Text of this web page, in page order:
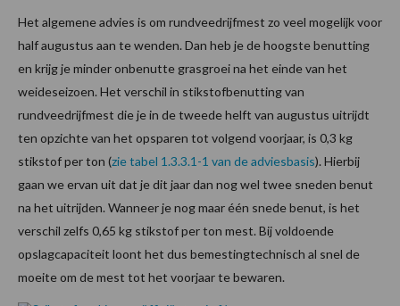
Het algemene advies is om rundveedrijfmest zo veel mogelijk voor
half augustus aan te wenden. Dan heb je de hoogste benutting
en krijg je minder onbenutte grasgroei na het einde van het
weideseizoen. Het verschil in stikstofbenutting van
rundveedrijfmest die je in de tweede helft van augustus uitrijdt
ten opzichte van het opsparen tot volgend voorjaar, is 0,3 kg
stikstof per ton (zie tabel 1.3.3.1-1 van de adviesbasis). Hierbij
gaan we ervan uit dat je dit jaar dan nog wel twee sneden benut
na het uitrijden. Wanneer je nog maar één snede benut, is het
verschil zelfs 0,65 kg stikstof per ton mest. Bij voldoende
opslagcapaciteit loont het dus bemestingtechnisch al snel de
moeite om de mest tot het voorjaar te bewaren.